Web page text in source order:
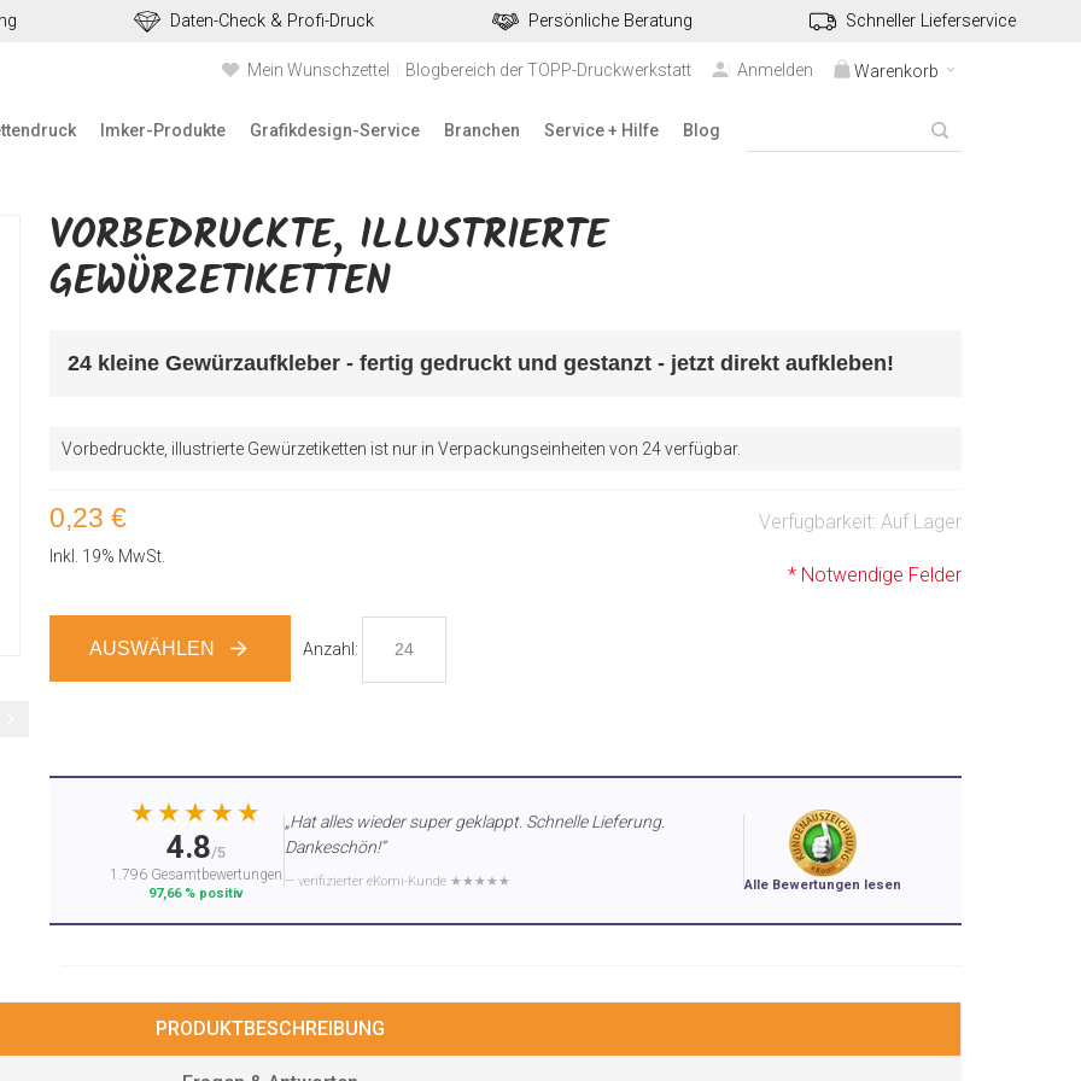
Daten-Check & Profi-Druck Persönliche Beratung Schneller Lieferservice
Warenkorb
Mein Wunschzettel Blogbereich der TOPP-Druckwerkstatt Anmelden
Imker-Produkte Grafikdesign-Service Branchen Service + Hilfe Blog
VORBEDRUCKTE, ILLUSTRIERTE
GEWÜRZETIKETTEN
24 kleine Gewürzaufkleber - fertig gedruckt und gestanzt - jetzt direkt aufkleben!
Vorbedruckte, illustrierte Gewürzetiketten ist nur in Verpackungseinheiten von 24 verfügbar.
Verfügbarkeit: Auf Lager
0,23 €
Inkl. 19% MwSt.
* Notwendige Felder
Anzahl:
AUSWÄHLEN
★★★★★
4.8/5
1.796 Gesamtbewertungen
97,66 % positiv
„Hat alles wieder super geklappt. Schnelle Lieferung.
Dankeschön!“
— verifizierter eKomi-Kunde ★★★★★ Alle Bewertungen lesen
PRODUKTBESCHREIBUNG